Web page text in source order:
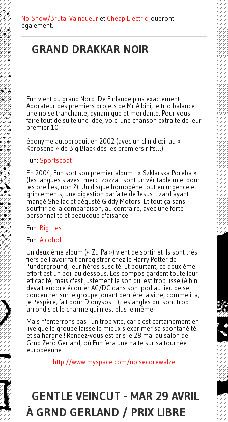
No Snow/Brutal Vainqueuret Cheap Electricjoueront
également.
GRAND DRAKKAR NOIR
Fun vient du grand Nord. De Finlande plus exactement.
Adorateur des premiers projets de Mr Albini, le trio balance
une noise tranchante, dynamique et mordante. Pour vous
faire tout de suite une idée, voici une chanson extraite de leur
premier 10
"
éponyme autoproduit en 2002 (avec un clin d'œil au «
Kerosene » de Big Black dès les premiers riffs…).
Fun: Sportscoat
En 2004, Fun sort son premier album : « Szklarska Poreba »
(les langues slaves -merci zozzal- sont un véritable miel pour
les oreilles, non ?). Un disque homogène tout en urgence et
grincements, une digestion parfaite de Jesus Lizard ayant
mangé Shellac et dégusté Giddy Motors. Et tout ça sans
souffrir de la comparaison, au contraire, avec une forte
personnalité et beaucoup d'aisance.
Fun: Big Lies
Fun: Alcohol
Un deuxième album (« Zu-Pa ») vient de sortir et ils sont très
fiers de l'avoir fait enregistrer chez le Harry Potter de
l'underground, leur héros suscité. Et pourtant, ce deuxième
effort est un poil au dessous. Les compos gardent toute leur
efficacité, mais c'est justement le son qui est trop lisse (Albini
devait encore écouter AC/DC dans son Ipod au lieu de se
concentrer sur le groupe jouant derrière la vitre, comme il a,
je l'espère, fait pour Dionysos…), les angles qui sont trop
arrondis et le charme qui n'est plus le même…
Mais n'enterrons pas Fun trop vite, car c'est certainement en
live que le groupe laisse le mieux s'exprimer sa spontanéité
et sa hargne ! Rendez-vous est pris le 28 mai au salon de
Grnd Zero Gerland, où Fun fera une halte sur sa tournée
européenne.
http://www.myspace.com/noisecorewalze
GENTLE VEINCUT - MAR 29 AVRIL
À GRND GERLAND / PRIX LIBRE